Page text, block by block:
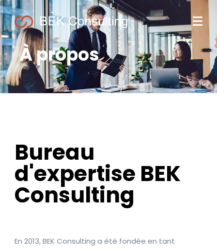
À propos
Bureau
d'expertise BEK
Consulting
En 2013, BEK Consulting a été fondée en tant